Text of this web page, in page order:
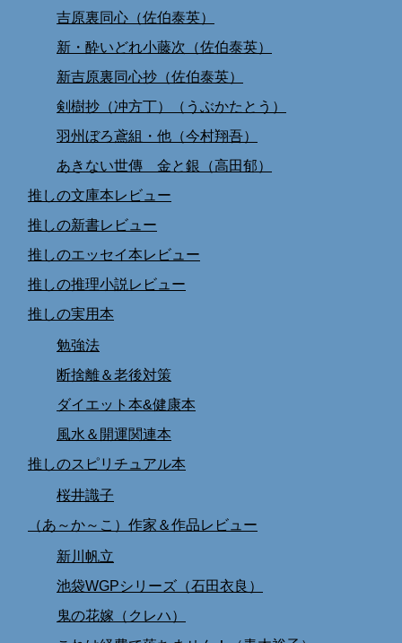
吉原裏同心（佐伯泰英）
新・酔いどれ小藤次（佐伯泰英）
新吉原裏同心抄（佐伯泰英）
剣樹抄（冲方丁）（うぶかたとう）
羽州ぼろ鳶組・他（今村翔吾）
あきない世傳 金と銀（高田郁）
推しの文庫本レビュー
推しの新書レビュー
推しのエッセイ本レビュー
推しの推理小説レビュー
推しの実用本
勉強法
断捨離＆老後対策
ダイエット本&健康本
風水＆開運関連本
推しのスピリチュアル本
桜井識子
（あ～か～こ）作家＆作品レビュー
新川帆立
池袋WGPシリーズ（石田衣良）
鬼の花嫁（クレハ）